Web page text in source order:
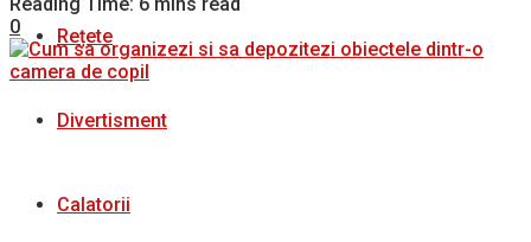
Rețete
Divertisment
Calatorii
Reading Time: 6 mins read
0